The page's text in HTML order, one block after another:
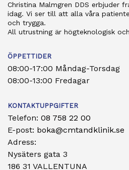
Christina Malmgren DDS erbjuder
idag. Vi ser till att alla våra
och trygga.
All utrustning är högteknologisk
ÖPPETTIDER
08:00-17:00 Måndag-Torsdag
08:00-13:00 Fredagar
KONTAKTUPPGIFTER
Telefon: 08 758 22 00
E-post: boka@cmtandklinik.se
Adress:
Nysäters gata 3
186 31 VALLENTUNA